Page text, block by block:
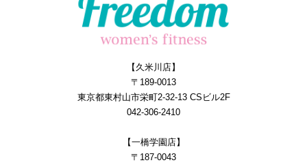
【久米川店】
〒189-0013
東京都東村山市栄町2-32-13 CSビル2F
042-306-2410
【一橋学園店】
〒187-0043